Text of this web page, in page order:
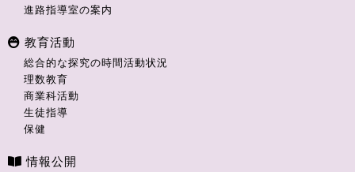
進路指導室の案内
教育活動
総合的な探究の時間活動状況
理数教育
商業科活動
生徒指導
保健
情報公開